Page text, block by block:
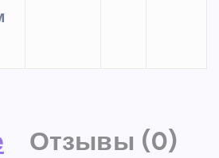
Отзывы (0)